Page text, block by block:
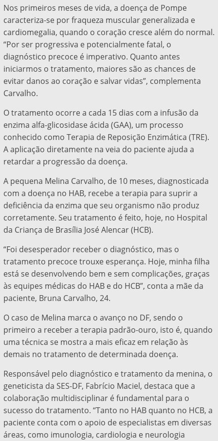
Nos primeiros meses de vida, a doença de Pompe
caracteriza-se por fraqueza muscular generalizada e
cardiomegalia, quando o coração cresce além do normal.
“Por ser progressiva e potencialmente fatal, o
diagnóstico precoce é imperativo. Quanto antes
iniciarmos o tratamento, maiores são as chances de
evitar danos ao coração e salvar vidas”, complementa
Carvalho.
O tratamento ocorre a cada 15 dias com a infusão da
enzima alfa-glicosidase ácida (GAA), um processo
conhecido como Terapia de Reposição Enzimática (TRE).
A aplicação diretamente na veia do paciente ajuda a
retardar a progressão da doença.
A pequena Melina Carvalho, de 10 meses, diagnosticada
com a doença no HAB, recebe a terapia para suprir a
deficiência da enzima que seu organismo não produz
corretamente. Seu tratamento é feito, hoje, no Hospital
da Criança de Brasília José Alencar (HCB).
“Foi desesperador receber o diagnóstico, mas o
tratamento precoce trouxe esperança. Hoje, minha filha
está se desenvolvendo bem e sem complicações, graças
às equipes médicas do HAB e do HCB”, conta a mãe da
paciente, Bruna Carvalho, 24.
O caso de Melina marca o avanço no DF, sendo o
primeiro a receber a terapia padrão-ouro, isto é, quando
uma técnica se mostra a mais eficaz em relação às
demais no tratamento de determinada doença.
Responsável pelo diagnóstico e tratamento da menina, o
geneticista da SES-DF, Fabrício Maciel, destaca que a
colaboração multidisciplinar é fundamental para o
sucesso do tratamento. “Tanto no HAB quanto no HCB, a
paciente conta com o apoio de especialistas em diversas
áreas, como imunologia, cardiologia e neurologia